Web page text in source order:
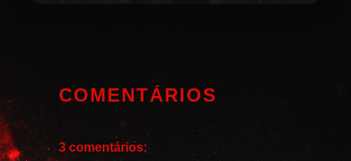
COMENTÁRIOS
3 comentários: